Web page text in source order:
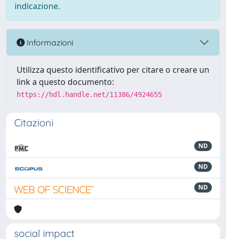
indicazione.
Informazioni
Utilizza questo identificativo per citare o creare un
link a questo documento:
https://hdl.handle.net/11386/4924655
Citazioni
ND
ND
ND
social impact